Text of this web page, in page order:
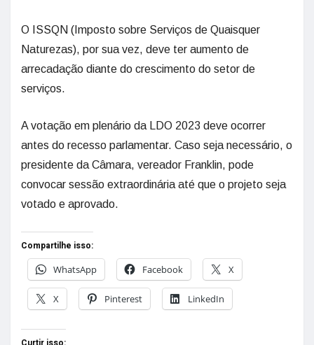
O ISSQN (Imposto sobre Serviços de Quaisquer
Naturezas), por sua vez, deve ter aumento de
arrecadação diante do crescimento do setor de
serviços.
A votação em plenário da LDO 2023 deve ocorrer
antes do recesso parlamentar. Caso seja necessário, o
presidente da Câmara, vereador Franklin, pode
convocar sessão extraordinária até que o projeto seja
votado e aprovado.
Compartilhe isso:
WhatsApp
Facebook X
X Pinterest LinkedIn